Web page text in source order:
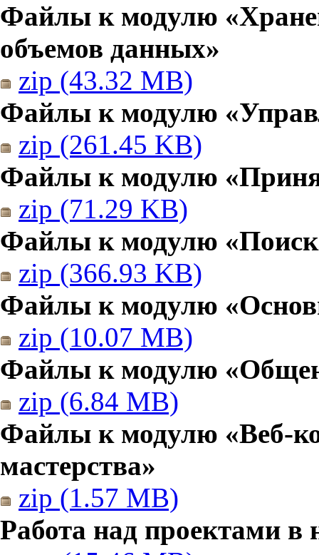
Файлы к модулю
объемов данных»
zip (43.32 MB)
Файлы к модулю
zip (261.45 KB)
Файлы к модулю
zip (71.29 KB)
Файлы к модулю
zip (366.93 KB)
Файлы к модулю
zip (10.07 MB)
Файлы к модулю
zip (6.84 MB)
Файлы к модулю «Веб-
мастерства»
zip (1.57 MB)
Работа над проектами в